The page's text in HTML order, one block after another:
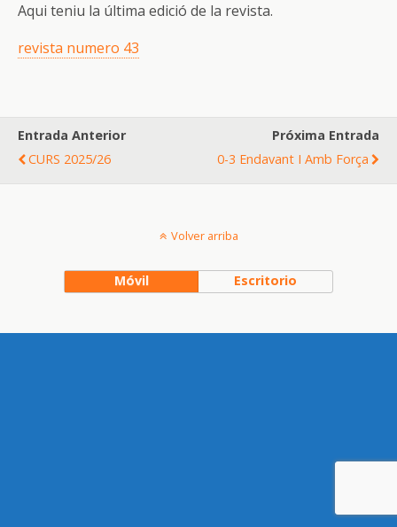
Aqui teniu la última edició de la revista.
revista numero 43
Entrada Anterior
CURS 2025/26
Próxima Entrada
0-3 Endavant I Amb Força
Volver arriba
Móvil Escritorio